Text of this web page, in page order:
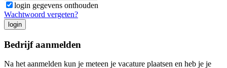
login gegevens onthouden
Wachtwoord vergeten?
login
Bedrijf aanmelden
Na het aanmelden kun je meteen je vacature plaatsen en heb je je